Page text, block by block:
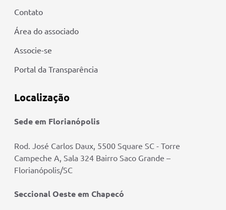
Contato
Área do associado
Associe-se
Portal da Transparência
Localização
Sede em Florianópolis
Rod. José Carlos Daux, 5500 Square SC - Torre
Campeche A, Sala 324 Bairro Saco Grande –
Florianópolis/SC
Seccional Oeste em Chapecó